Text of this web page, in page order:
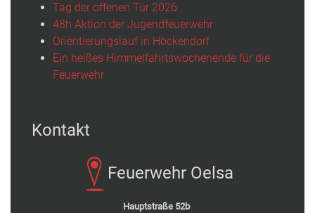
Tag der offenen Tür 2026
48h Aktion der Jugendfeuerwehr
Orientierungslauf in Höckendorf
Ein heißes Himmelfahrtswochenende für die
Feuerwehr
Kontakt
Feuerwehr Oelsa
Hauptstraße 52b